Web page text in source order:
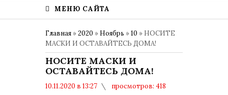
МЕНЮ САЙТА
Главная »2020 » Ноябрь »10 » НОСИТЕ
МАСКИ И ОСТАВАЙТЕСЬ ДОМА!
НОСИТЕ МАСКИ И
ОСТАВАЙТЕСЬ ДОМА!
10.11.2020 в 13:27
просмотров: 418